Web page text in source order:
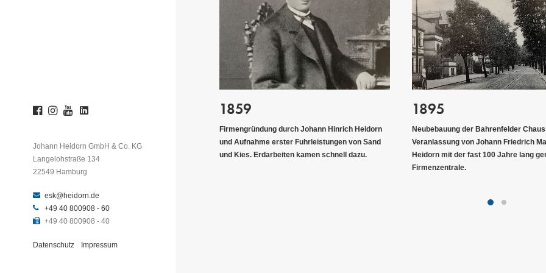
Johann Heidorn GmbH & Co. KG
Langelohstraße 134
22549 Hamburg
esk@heidorn.de
+49 40 800908 - 60
+49 40 800908 - 40
Datenschutz Impressum
1859
und Aufnahme erster Fuhrleistungen von Sand
und Kies. Erdarbeiten kamen schnell dazu.
1895
Neubebauung der Bahrenfelder Chaussee auf
Veranlassung von Johann Friedrich Magnus
Heidorn mit der fast 100 Jahre lang genutzten
1950
Nach den Verwerfungen Anfang des
Jahrhunderts ging es weiter.
Ende der 50er Jahre.